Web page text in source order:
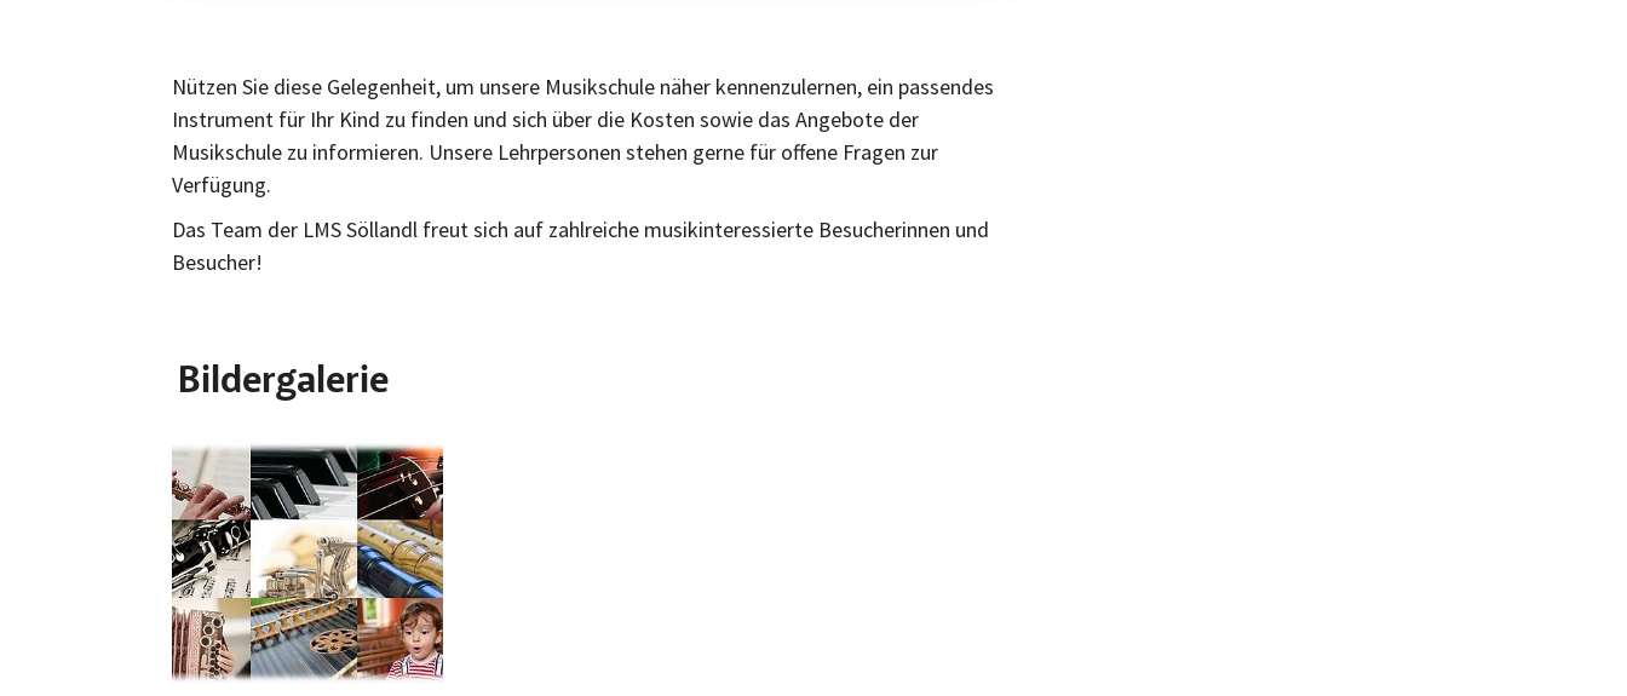
Nützen Sie diese Gelegenheit, um unsere Musikschule näher kennenzulernen, ein passendes
Instrument für Ihr Kind zu finden und sich über die Kosten sowie das Angebote der
Musikschule zu informieren. Unsere Lehrpersonen stehen gerne für offene Fragen zur
Verfügung.
Das Team der LMS Söllandl freut sich auf zahlreiche musikinteressierte Besucherinnen und
Besucher!
Bildergalerie